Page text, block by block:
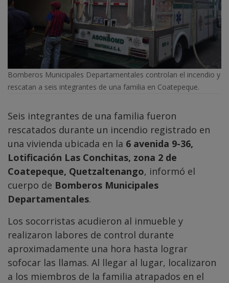
Bomberos Municipales Departamentales controlan el incendio y
rescatan a seis integrantes de una familia en Coatepeque.
Seis integrantes de una familia fueron
rescatados durante un incendio registrado en
una vivienda ubicada en la 6 avenida 9-36,
Lotificación Las Conchitas, zona 2 de
Coatepeque, Quetzaltenango, informó el
cuerpo de Bomberos Municipales
Departamentales.
Los socorristas acudieron al inmueble y
realizaron labores de control durante
aproximadamente una hora hasta lograr
sofocar las llamas. Al llegar al lugar, localizaron
a los miembros de la familia atrapados en el